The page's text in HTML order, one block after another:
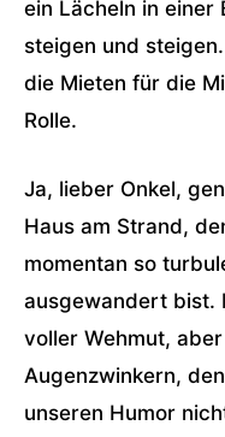
ein Lächeln in einer
steigen und
die Mieten für die
Rolle.
Ja, lieber Onkel,
Haus am Strand,
momentan so
ausgewandert bist.
voller Wehmut,
Augenzwinkern,
unseren Humor